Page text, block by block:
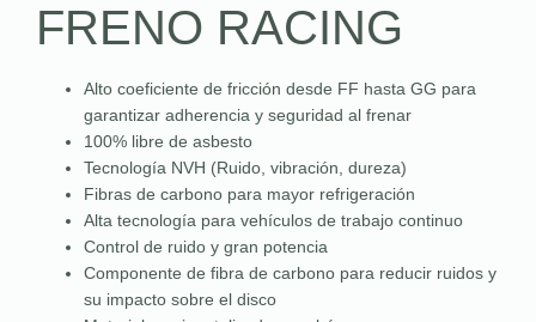
FRENO RACING
Alto coeficiente de fricción desde FF hasta GG para
garantizar adherencia y seguridad al frenar
100% libre de asbesto
Tecnología NVH (Ruido, vibración, dureza)
Fibras de carbono para mayor refrigeración
Alta tecnología para vehículos de trabajo continuo
Control de ruido y gran potencia
Componente de fibra de carbono para reducir ruidos y
su impacto sobre el disco